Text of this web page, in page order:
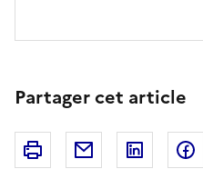
Partager cet article
Imprimer Courriel Linkedin